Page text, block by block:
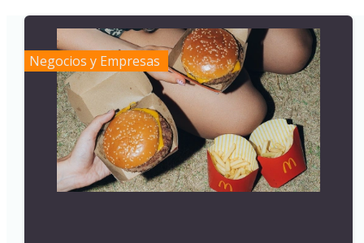
Negocios y Empresas